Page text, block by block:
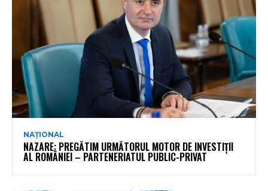
NAȚIONAL
NAZARE: PREGĂTIM URMĂTORUL MOTOR DE INVESTIȚII
AL ROMÂNIEI – PARTENERIATUL PUBLIC-PRIVAT